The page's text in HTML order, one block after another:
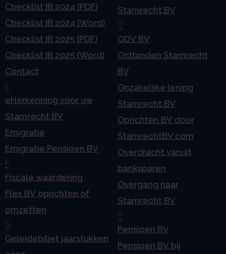
Checklist IB 2024 (PDF)
Checklist IB 2024 (Word)
Checklist IB 2025 (PDF)
Checklist IB 2025 (Word)
Contact
E
eHerkenning voor uw
Stamrecht BV
Emigratie
Emigratie Pensioen BV
F
Fiscale waardering
Flex BV oprichten of
omzetten
G
Geleidebiljet jaarstukken
Stamrecht BV
O
ODV BV
Ontbinden Stamrecht
BV
Onzakelijke lening
Stamrecht BV
Oprichten BV door
StamrechtBV.com
Overdracht vanuit
banksparen
Overgang naar
Stamrecht BV
P
Pensioen BV
Pensioen BV bij